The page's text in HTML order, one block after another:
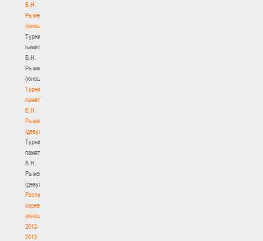
В.Н.
Рыженкова
(юноши)
Турнир
памяти
В.Н.
Рыженкова
(юноши)
Турнир
памяти
В.Н.
Рыженкова
(девушки)
Турнир
памяти
В.Н.
Рыженкова
(девушки)
Республиканские
соревнования
(юноши)
2012-
2013